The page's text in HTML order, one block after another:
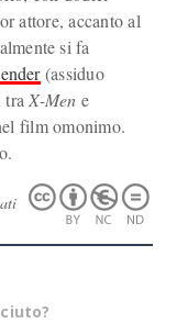
attore, accanto al
si fa
(assiduo
tra X-Men e
film omonimo.